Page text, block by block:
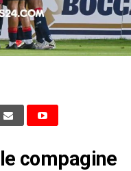
compagine